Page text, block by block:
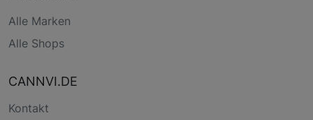
Alle Marken
Alle Shops
CANNVI.DE
Kontakt